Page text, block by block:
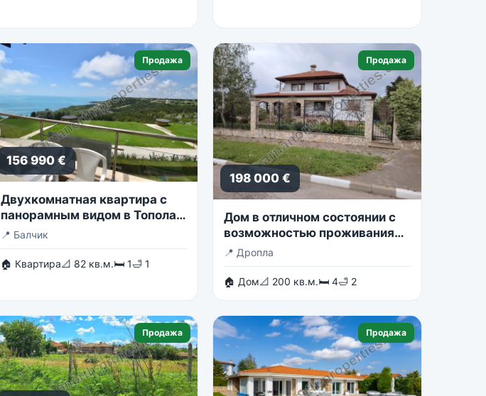
Продажа
156 990 €
Двухкомнатная квартира с
панорамным видом в Топола
Скайс
📍 Балчик
🏠 Квартира📐 82 кв.м.🛏 1🛁 1
Продажа
198 000 €
Дом в отличном состоянии с
возможностью проживания
двух семей.
📍 Дропла
🏠 Дом📐 200 кв.м.🛏 4🛁 2
Продажа Продажа